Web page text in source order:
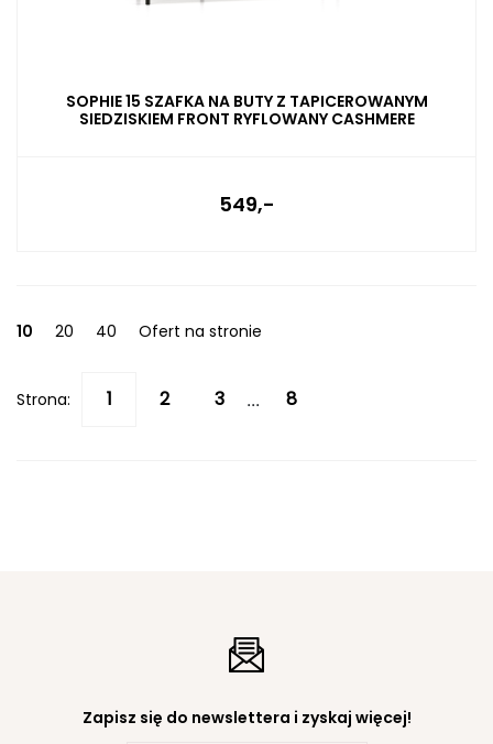
SOPHIE 15 SZAFKA NA BUTY Z TAPICEROWANYM
SIEDZISKIEM FRONT RYFLOWANY CASHMERE
549,-
10 20 40 Ofert na stronie
Strona: ...
Zapisz się do newslettera i zyskaj więcej!